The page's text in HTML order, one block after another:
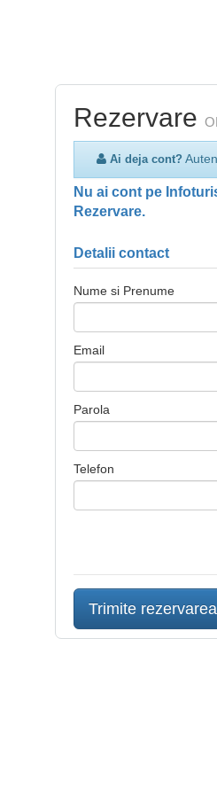
Rezervare
Ai deja cont?
Nu ai cont pe
Rezervare.
Detalii contact
Nume si Prenume
Email
Parola
Telefon
Trimite rezervarea